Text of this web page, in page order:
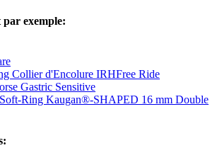
par exemple:
Collier d'Encolure IRHFree Ride
Gastric Sensitive
Ring Kaugan®-SHAPED 16 mm Double